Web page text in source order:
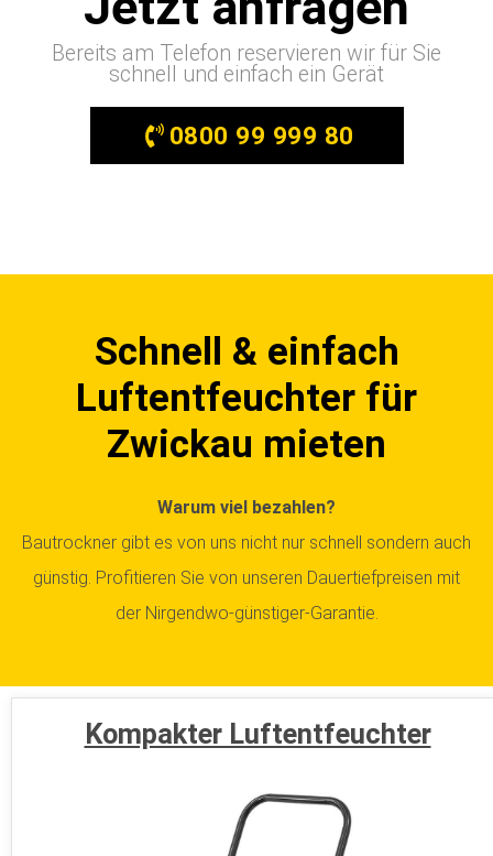
Bereits am Telefon reservieren wir für Sie
schnell und einfach ein Gerät
0800 99 999 80
Schnell & einfach
Luftentfeuchter für
Zwickau mieten
Warum viel bezahlen?
Bautrockner gibt es von uns nicht nur schnell sondern auch
günstig. Profitieren Sie von unseren Dauertiefpreisen mit
der Nirgendwo-günstiger-Garantie.
Kompakter Luftentfeuchter